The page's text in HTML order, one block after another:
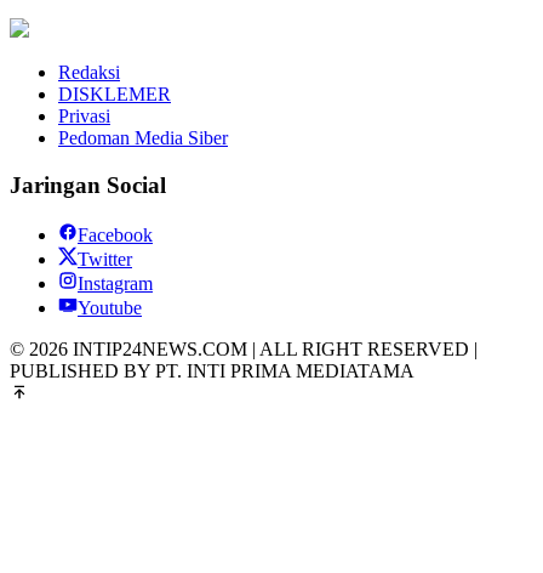
Redaksi
DISKLEMER
Privasi
Pedoman Media Siber
Jaringan Social
Facebook
Twitter
Instagram
Youtube
© 2026 INTIP24NEWS.COM | ALL RIGHT RESERVED |
PUBLISHED BY PT. INTI PRIMA MEDIATAMA